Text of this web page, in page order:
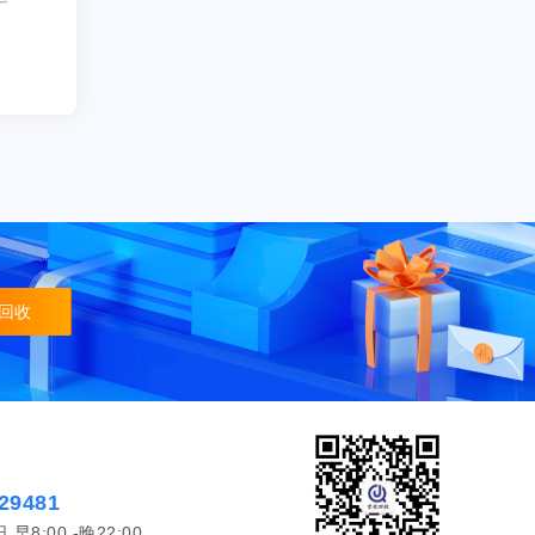
收